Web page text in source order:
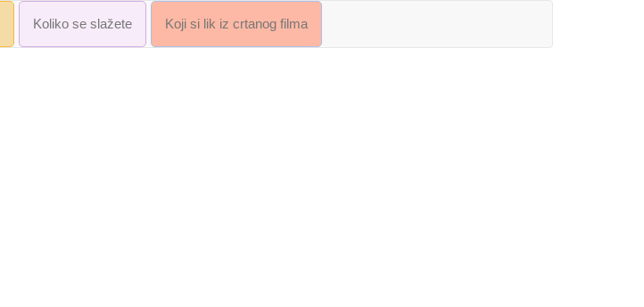
Koliko se slažete Koji si lik iz crtanog filma